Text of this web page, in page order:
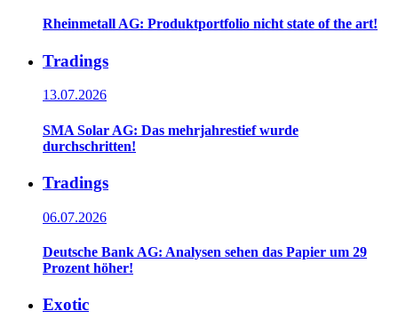
Rheinmetall AG: Produktportfolio nicht state of the art!
Tradings
13.07.2026
SMA Solar AG: Das mehrjahrestief wurde
durchschritten!
Tradings
06.07.2026
Deutsche Bank AG: Analysen sehen das Papier um 29
Prozent höher!
Exotic